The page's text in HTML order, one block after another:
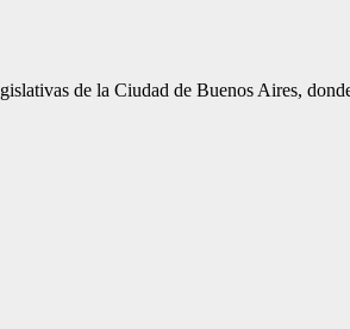
de la Ciudad de Buenos Aires,